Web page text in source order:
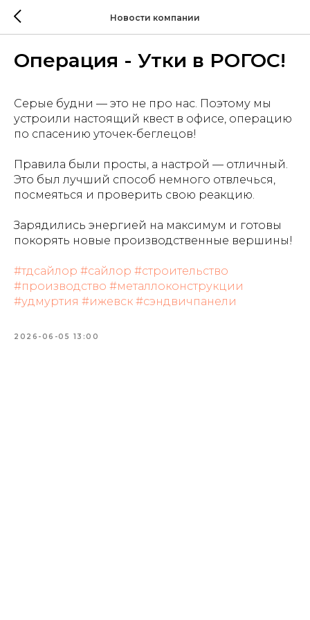
Новости компании
Операция - Утки в РОГОС!
Серые будни — это не про нас. Поэтому мы
устроили настоящий квест в офисе, операцию
по спасению уточек-беглецов!
Правила были просты, а настрой — отличный.
Это был лучший способ немного отвлечься,
посмеяться и проверить свою реакцию.
Зарядились энергией на максимум и готовы
покорять новые производственные вершины!
#тдсайлор #сайлор #строительство
#производство #металлоконструкции
#удмуртия #ижевск #сэндвичпанели
2026-06-05 13:00